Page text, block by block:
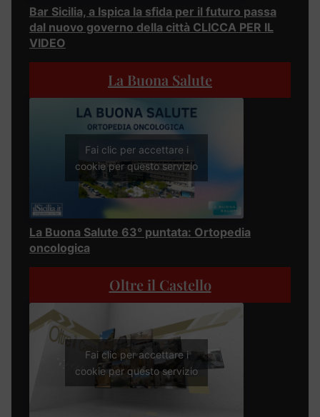
Bar Sicilia, a Ispica la sfida per il futuro passa
dal nuovo governo della città CLICCA PER IL
VIDEO
La Buona Salute
Fai clic per accettare i
cookie per questo servizio
La Buona Salute 63° puntata: Ortopedia
oncologica
Oltre il Castello
Fai clic per accettare i
cookie per questo servizio